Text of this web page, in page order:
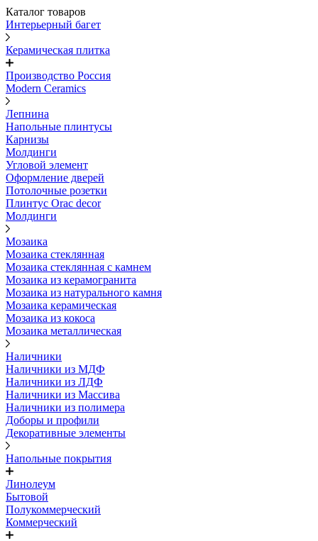
Каталог товаров
Интерьерный багет
Керамическая плитка
Производство Россия
Modern Ceramics
Лепнина
Напольные плинтусы
Карнизы
Молдинги
Угловой элемент
Оформление дверей
Потолочные розетки
Плинтус Orac decor
Молдинги
Мозаика
Мозаика стеклянная
Мозаика стеклянная с камнем
Мозаика из керамогранита
Мозаика из натурального камня
Мозаика керамическая
Мозаика из кокоса
Мозаика металлическая
Наличники
Наличники из МДФ
Наличники из ЛДФ
Наличники из Массива
Наличники из полимера
Доборы и профили
Декоративные элементы
Напольные покрытия
Линолеум
Бытовой
Полукоммерческий
Коммерческий